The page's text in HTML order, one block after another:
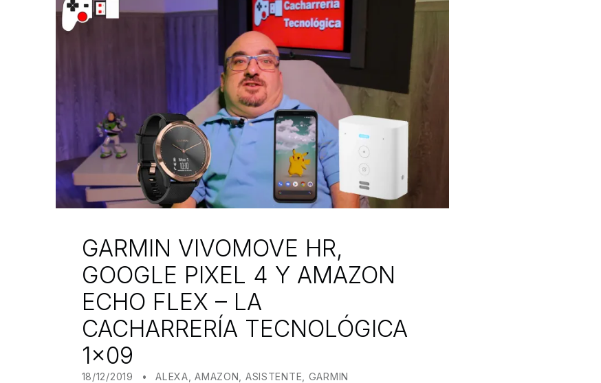
GARMIN VIVOMOVE HR,
GOOGLE PIXEL 4 Y AMAZON
ECHO FLEX – LA
CACHARRERÍA TECNOLÓGICA
1×09
18/12/2019 WRITTEN BY:
JUANJO BILBAO
ALEXA ,AMAZON ASISTENTE GARMIN